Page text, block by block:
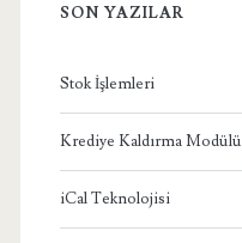
SON YAZILAR
Stok İşlemleri
Krediye Kaldırma Modülü
iCal Teknolojisi